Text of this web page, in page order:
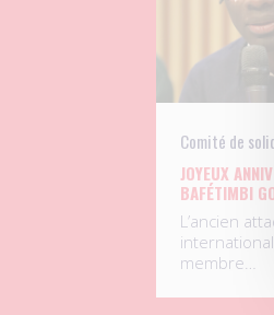
Comité de
JOYEUX
BAFÉTIMBI
L’ancien
membre…